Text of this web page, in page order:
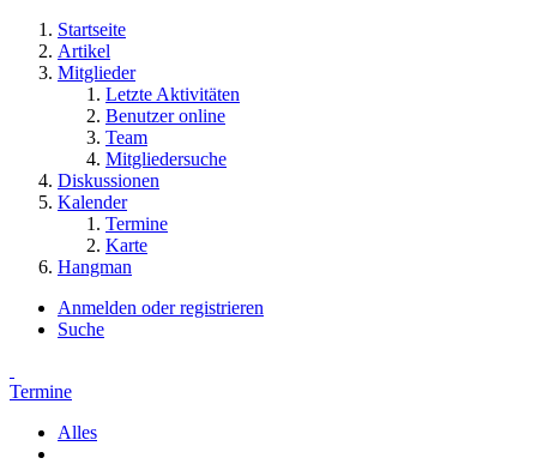
Startseite
Artikel
Mitglieder
Letzte Aktivitäten
Benutzer online
Team
Mitgliedersuche
Diskussionen
Kalender
Termine
Karte
Hangman
Anmelden oder registrieren
Suche
Termine
Alles